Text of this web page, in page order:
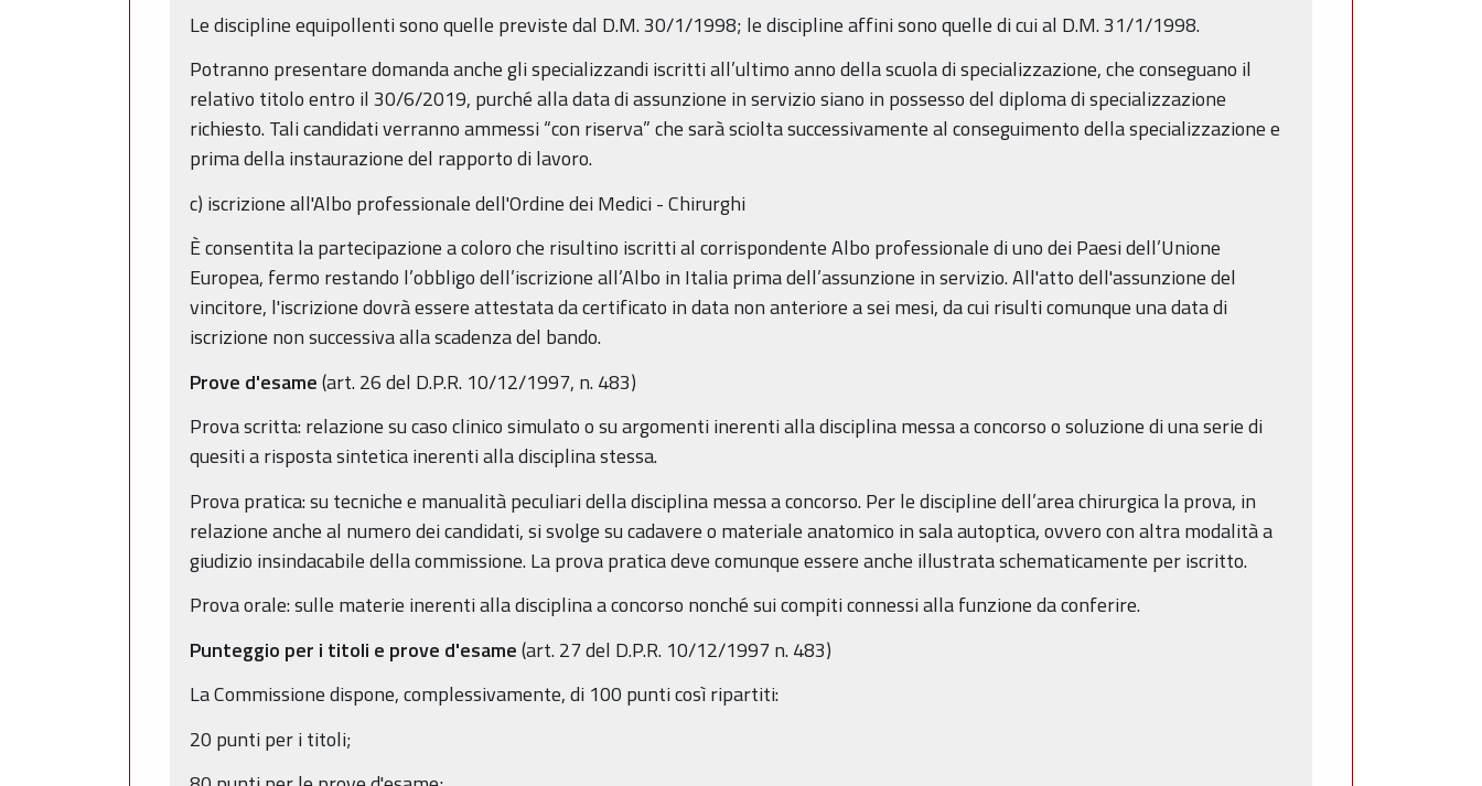
Le discipline equipollenti sono quelle previste dal D.M. 30/1/1998; le discipline affini sono quelle di cui al D.M. 31/1/1998.
Potranno presentare domanda anche gli specializzandi iscritti all’ultimo anno della scuola di specializzazione, che conseguano il
relativo titolo entro il 30/6/2019, purché alla data di assunzione in servizio siano in possesso del diploma di specializzazione
richiesto. Tali candidati verranno ammessi “con riserva” che sarà sciolta successivamente al conseguimento della specializzazione e
prima della instaurazione del rapporto di lavoro.
c) iscrizione all'Albo professionale dell'Ordine dei Medici - Chirurghi
È consentita la partecipazione a coloro che risultino iscritti al corrispondente Albo professionale di uno dei Paesi dell’Unione
Europea, fermo restando l’obbligo dell’iscrizione all’Albo in Italia prima dell’assunzione in servizio. All'atto dell'assunzione del
vincitore, l'iscrizione dovrà essere attestata da certificato in data non anteriore a sei mesi, da cui risulti comunque una data di
iscrizione non successiva alla scadenza del bando.
Prove d'esame(art. 26 del D.P.R. 10/12/1997, n. 483)
Prova scritta: relazione su caso clinico simulato o su argomenti inerenti alla disciplina messa a concorso o soluzione di una serie di
quesiti a risposta sintetica inerenti alla disciplina stessa.
Prova pratica: su tecniche e manualità peculiari della disciplina messa a concorso. Per le discipline dell’area chirurgica la prova, in
relazione anche al numero dei candidati, si svolge su cadavere o materiale anatomico in sala autoptica, ovvero con altra modalità a
giudizio insindacabile della commissione. La prova pratica deve comunque essere anche illustrata schematicamente per iscritto.
Prova orale: sulle materie inerenti alla disciplina a concorso nonché sui compiti connessi alla funzione da conferire.
Punteggio per i titoli e prove d'esame(art. 27 del D.P.R. 10/12/1997 n. 483)
La Commissione dispone, complessivamente, di 100 punti così ripartiti:
20 punti per i titoli;